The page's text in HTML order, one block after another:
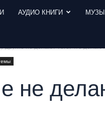
АУДИО КНИГИ
не